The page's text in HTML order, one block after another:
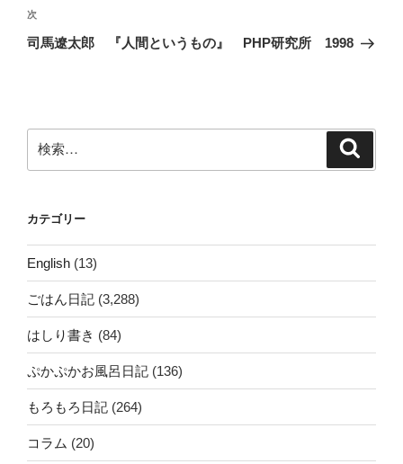
ゲ
ー
次
の
次
司馬遼太郎 『人間というもの』 PHP研究所 1998
索:
カテゴリー
English (13)
ごはん日記 (3,288)
はしり書き (84)
ぷかぷかお風呂日記 (136)
もろもろ日記 (264)
コラム (20)